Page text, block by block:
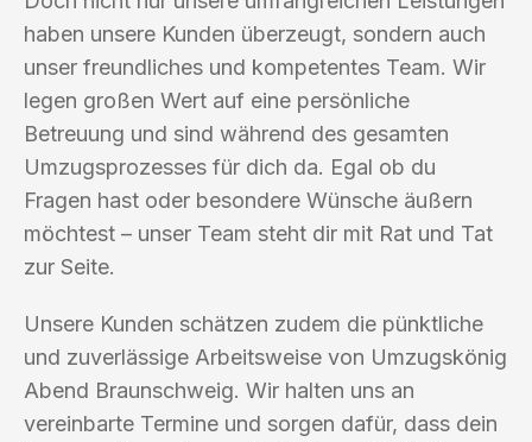
haben unsere Kunden überzeugt, sondern auch
unser freundliches und kompetentes Team. Wir
legen großen Wert auf eine persönliche
Betreuung und sind während des gesamten
Umzugsprozesses für dich da. Egal ob du
Fragen hast oder besondere Wünsche äußern
möchtest – unser Team steht dir mit Rat und Tat
zur Seite.
Unsere Kunden schätzen zudem die pünktliche
und zuverlässige Arbeitsweise von Umzugskönig
Abend Braunschweig. Wir halten uns an
vereinbarte Termine und sorgen dafür, dass dein